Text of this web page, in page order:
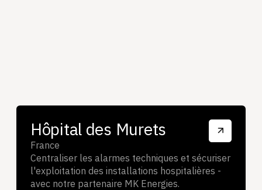
Hôpital des Murets
France
Centraliser les alarmes techniques et sécuriser
l'exploitation des installations hospitalières -
avec notre partenaire MK Energies.